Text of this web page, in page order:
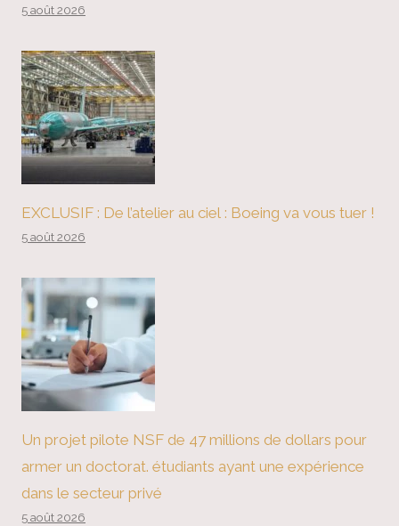
5 août 2026
EXCLUSIF : De l’atelier au ciel : Boeing va vous tuer !
5 août 2026
Un projet pilote NSF de 47 millions de dollars pour
armer un doctorat. étudiants ayant une expérience
dans le secteur privé
5 août 2026